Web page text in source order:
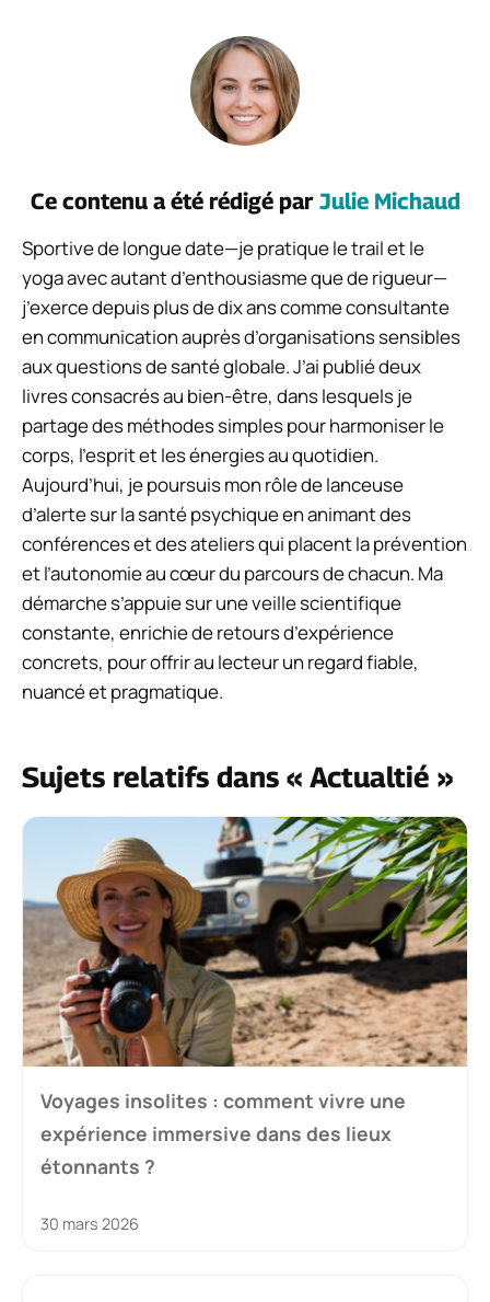
Ce contenu a été rédigé par Julie Michaud
Sportive de longue date—je pratique le trail et le
yoga avec autant d’enthousiasme que de rigueur—
j’exerce depuis plus de dix ans comme consultante
en communication auprès d’organisations sensibles
aux questions de santé globale. J’ai publié deux
livres consacrés au bien-être, dans lesquels je
partage des méthodes simples pour harmoniser le
corps, l’esprit et les énergies au quotidien.
Aujourd’hui, je poursuis mon rôle de lanceuse
d’alerte sur la santé psychique en animant des
conférences et des ateliers qui placent la prévention
et l’autonomie au cœur du parcours de chacun. Ma
démarche s’appuie sur une veille scientifique
constante, enrichie de retours d’expérience
concrets, pour offrir au lecteur un regard fiable,
nuancé et pragmatique.
Sujets relatifs dans « Actualtié »
Voyages insolites : comment vivre une
expérience immersive dans des lieux
étonnants ?
30 mars 2026